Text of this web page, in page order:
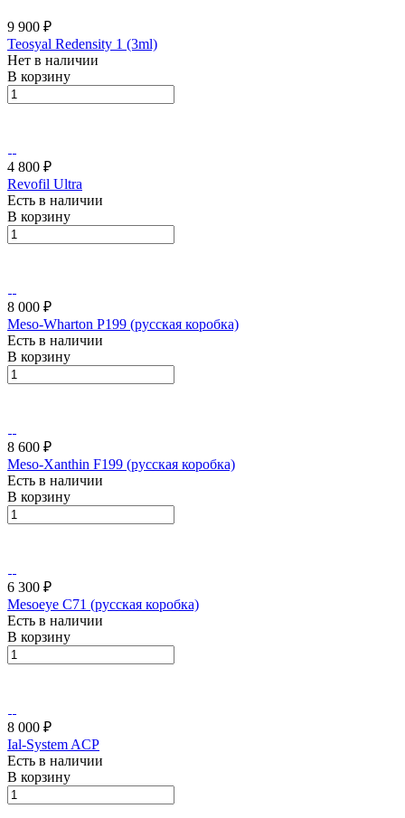
9 900 ₽
Teosyal Redensity 1 (3ml)
Нет в наличии
В корзину
4 800 ₽
Revofil Ultra
Есть в наличии
В корзину
8 000 ₽
Meso-Wharton P199 (русская коробка)
Есть в наличии
В корзину
8 600 ₽
Meso-Xanthin F199 (русская коробка)
Есть в наличии
В корзину
6 300 ₽
Mesoeye C71 (русская коробка)
Есть в наличии
В корзину
8 000 ₽
Ial-System ACP
Есть в наличии
В корзину